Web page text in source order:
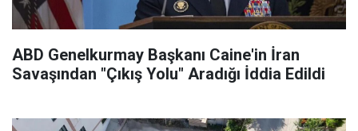
ABD Genelkurmay Başkanı Caine'in İran
Savaşından "Çıkış Yolu" Aradığı İddia Edildi